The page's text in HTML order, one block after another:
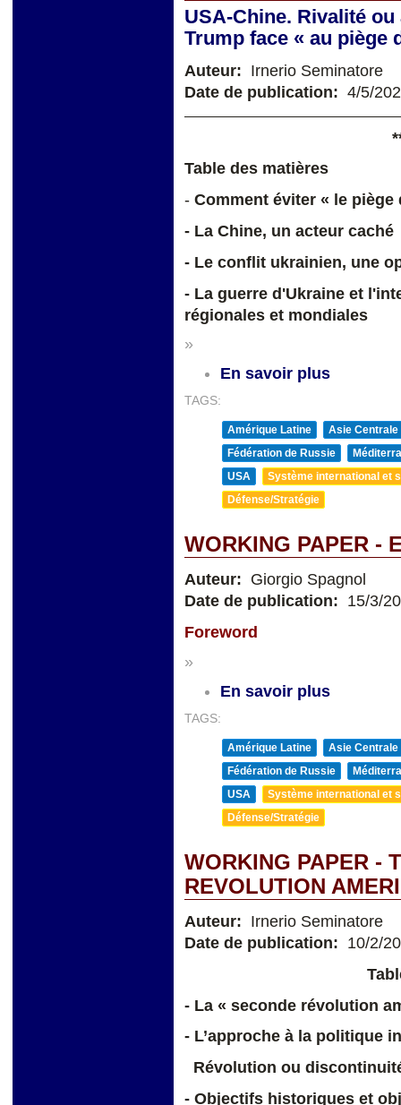
USA-Chine. Rivalité
Trump face « au piège
Auteur: Irnerio Seminatore
Date de publication: 4/5/
Table des matières
- Comment éviter « le piège
- La Chine, un acteur caché
- Le conflit ukrainien, une
- La guerre d'Ukraine et
régionales et mondiales
»
En savoir plus
TAGS:
Amérique Latine
Asie Centrale
Fédération de Russie
USA
Système international et
Défense/Stratégie
WORKING PAPER -
Auteur: Giorgio Spagnol
Date de publication: 15/3/
Foreword
»
En savoir plus
TAGS:
Amérique Latine
Asie Centrale
Fédération de Russie
USA
Système international et
Défense/Stratégie
WORKING PAPER -
REVOLUTION
Auteur: Irnerio Seminatore
Date de publication: 10/2/
- La « seconde révolution
- L’approche à la politique
Révolution ou
- Objectifs historiques et